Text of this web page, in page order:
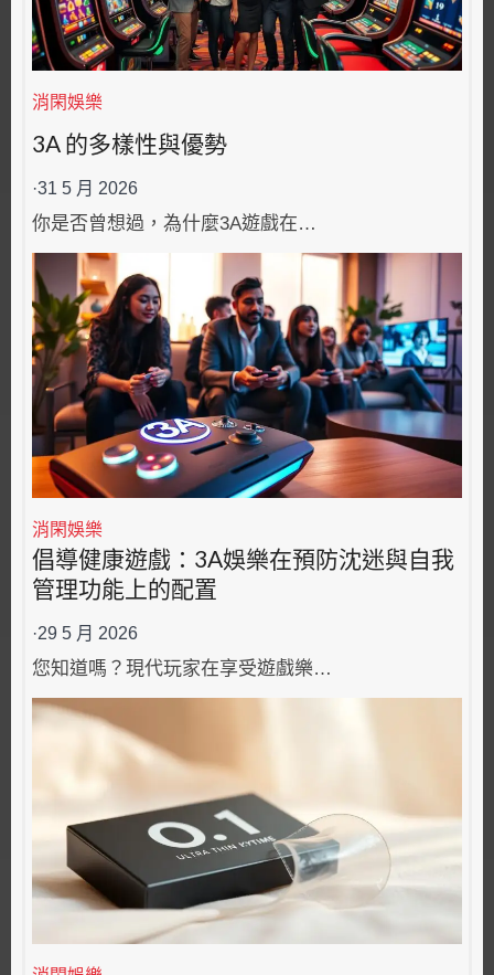
消閑娛樂
3A 的多樣性與優勢
·31 5 月 2026
你是否曾想過，為什麼3A遊戲在…
消閑娛樂
倡導健康遊戲：3A娛樂在預防沈迷與自我
管理功能上的配置
·29 5 月 2026
您知道嗎？現代玩家在享受遊戲樂…